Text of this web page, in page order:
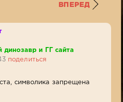
ВПЕРЕД
динозавр и ГГ сайта
поделиться
символика запрещена